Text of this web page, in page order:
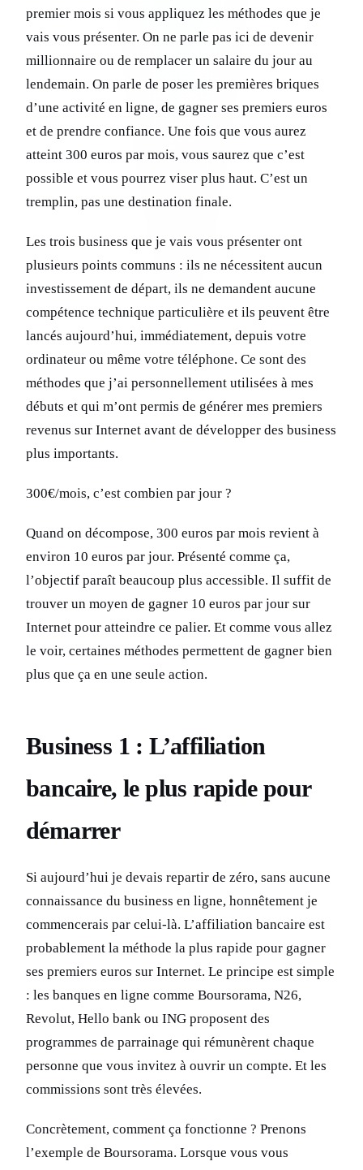
premier mois si vous appliquez les méthodes que je
vais vous présenter. On ne parle pas ici de devenir
millionnaire ou de remplacer un salaire du jour au
lendemain. On parle de poser les premières briques
d’une activité en ligne, de gagner ses premiers euros
et de prendre confiance. Une fois que vous aurez
atteint 300 euros par mois, vous saurez que c’est
possible et vous pourrez viser plus haut. C’est un
tremplin, pas une destination finale.
Les trois business que je vais vous présenter ont
plusieurs points communs : ils ne nécessitent aucun
investissement de départ, ils ne demandent aucune
compétence technique particulière et ils peuvent être
lancés aujourd’hui, immédiatement, depuis votre
ordinateur ou même votre téléphone. Ce sont des
méthodes que j’ai personnellement utilisées à mes
débuts et qui m’ont permis de générer mes premiers
revenus sur Internet avant de développer des business
plus importants.
300€/mois, c’est combien par jour ?
Quand on décompose, 300 euros par mois revient à
environ 10 euros par jour. Présenté comme ça,
l’objectif paraît beaucoup plus accessible. Il suffit de
trouver un moyen de gagner 10 euros par jour sur
Internet pour atteindre ce palier. Et comme vous allez
le voir, certaines méthodes permettent de gagner bien
plus que ça en une seule action.
Business 1 : L’affiliation
bancaire, le plus rapide pour
démarrer
Si aujourd’hui je devais repartir de zéro, sans aucune
connaissance du business en ligne, honnêtement je
commencerais par celui-là. L’affiliation bancaire est
probablement la méthode la plus rapide pour gagner
ses premiers euros sur Internet. Le principe est simple
: les banques en ligne comme Boursorama, N26,
Revolut, Hello bank ou ING proposent des
programmes de parrainage qui rémunèrent chaque
personne que vous invitez à ouvrir un compte. Et les
commissions sont très élevées.
Concrètement, comment ça fonctionne ? Prenons
l’exemple de Boursorama. Lorsque vous vous